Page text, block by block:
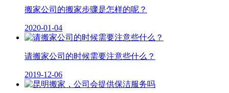
搬家公司的搬家步骤是怎样的呢？
2020-01-04
请搬家公司的时候需要注意些什么？
2019-12-06